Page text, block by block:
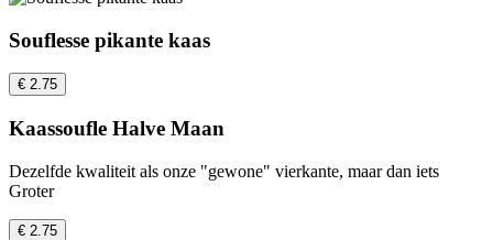
Souflesse pikante kaas
€ 2.75
Kaassoufle Halve Maan
Dezelfde kwaliteit als onze "gewone" vierkante, maar dan iets
Groter
€ 2.75